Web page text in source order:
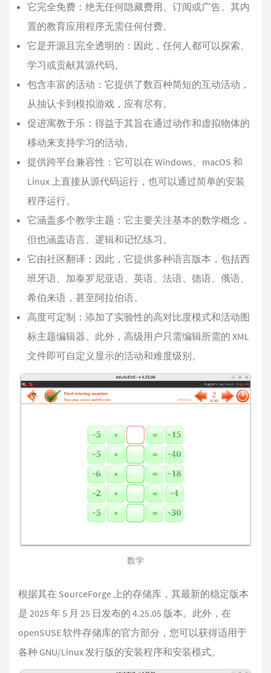
它完全免费：绝无任何隐藏费用、订阅或广告。其内
置的教育应用程序无需任何付费。
它是开源且完全透明的：因此，任何人都可以探索、
学习或贡献其源代码。
包含丰富的活动：它提供了数百种简短的互动活动，
从抽认卡到模拟游戏，应有尽有。
促进寓教于乐：得益于其旨在通过动作和虚拟物体的
移动来支持学习的活动。
提供跨平台兼容性：它可以在 Windows、macOS 和
Linux 上直接从源代码运行，也可以通过简单的安装
程序运行。
它涵盖多个教学主题：它主要关注基本的数学概念，
但也涵盖语言、逻辑和记忆练习。
它由社区翻译：因此，它提供多种语言版本，包括西
班牙语、加泰罗尼亚语、英语、法语、德语、俄语、
希伯来语，甚至阿拉伯语。
高度可定制：添加了实验性的高对比度模式和活动图
标主题编辑器。此外，高级用户只需编辑所需的 XML
文件即可自定义显示的活动和难度级别。
数学
根据其在 SourceForge 上的存储库，其最新的稳定版本
是 2025 年 5 月 25 日发布的 4.25.05 版本。此外，在
openSUSE 软件存储库的官方部分，您可以获得适用于
各种 GNU/Linux 发行版的安装程序和安装模式。